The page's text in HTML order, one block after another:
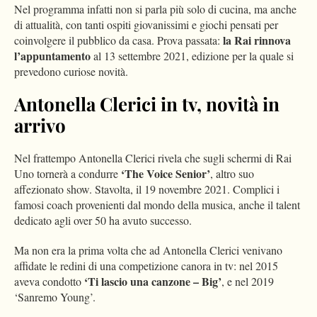
Nel programma infatti non si parla più solo di cucina, ma anche
di attualità, con tanti ospiti giovanissimi e giochi pensati per
coinvolgere il pubblico da casa. Prova passata: la Rai rinnova
l’appuntamentoal 13 settembre 2021, edizione per la quale si
prevedono curiose novità.
Antonella Clerici in tv, novità in
arrivo
Nel frattempo Antonella Clerici rivela che sugli schermi di Rai
Uno tornerà a condurre ‘The Voice Senior’, altro suo
affezionato show. Stavolta, il 19 novembre 2021. Complici i
famosi coach provenienti dal mondo della musica, anche il talent
dedicato agli over 50 ha avuto successo.
Ma non era la prima volta che ad Antonella Clerici venivano
affidate le redini di una competizione canora in tv: nel 2015
aveva condotto ‘Ti lascio una canzone – Big’, e nel 2019
‘Sanremo Young’.